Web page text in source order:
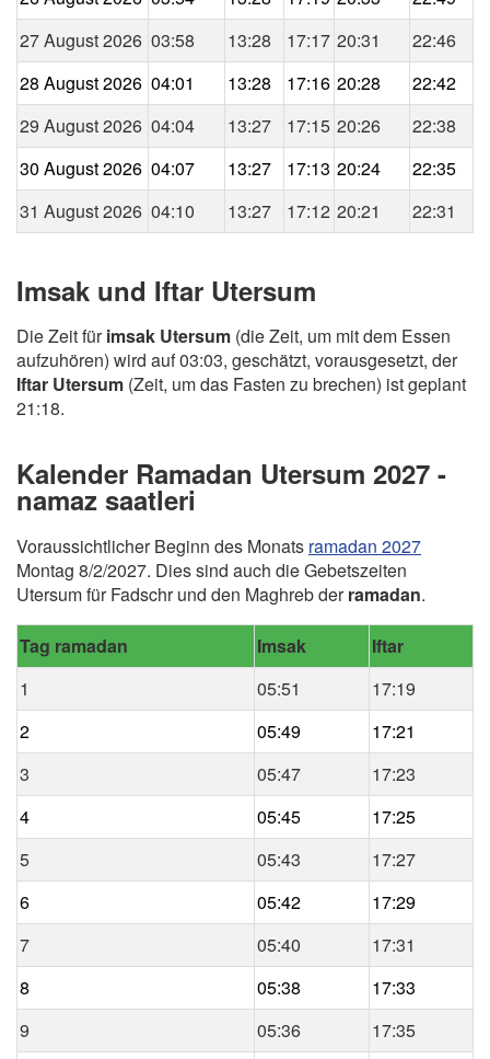
27 August 2026 03:58 13:28 17:17 20:31
22:46
28 August 2026 04:01 13:28 17:16 20:28
22:42
29 August 2026 04:04 13:27 17:15 20:26
22:38
30 August 2026 04:07 13:27 17:13 20:24
22:35
31 August 2026 04:10 13:27 17:12 20:21 22:31
Imsak und Iftar Utersum
Die Zeit fürimsak Utersum (die Zeit, um mit dem Essen
aufzuhören) wird auf 03:03, geschätzt, vorausgesetzt, der
Iftar Utersum (Zeit, um das Fasten zu brechen) ist geplant
21:18.
Kalender Ramadan Utersum 2027 -
namaz saatleri
Voraussichtlicher Beginn des Monats ramadan 2027
Montag 8/2/2027. Dies sind auch die Gebetszeiten
Utersum für Fadschr und den Maghreb derramadan.
Tag ramadan Imsak
Iftar
1
05:51
17:19
2
05:49
17:21
3
05:47
17:23
4
05:45
17:25
5
05:43
17:27
6
05:42
17:29
7
05:40
17:31
8
05:38
17:33
9
05:36
17:35